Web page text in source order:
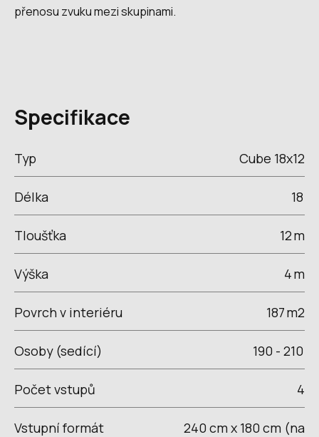
Specifikace
Typ Cube 18x12
Délka 18
Tloušťka 12m
Výška 4m
Povrch v interiéru 187m2
Osoby (sedící) 190 - 210
Počet vstupů 4
Vstupní formát
240 cm x 180 cm (na
přenosu zvuku mezi skupinami.